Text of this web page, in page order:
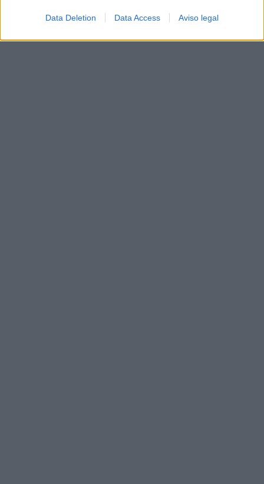
Data Deletion Data Access Aviso legal